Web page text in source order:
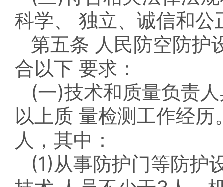
科学、 独立、诚信和公
第五条 人民防空防护
合以下 要求：
(一)技术和质量负责
以上质 量检测工作经
人，其中：
(1)从事防护门等防护